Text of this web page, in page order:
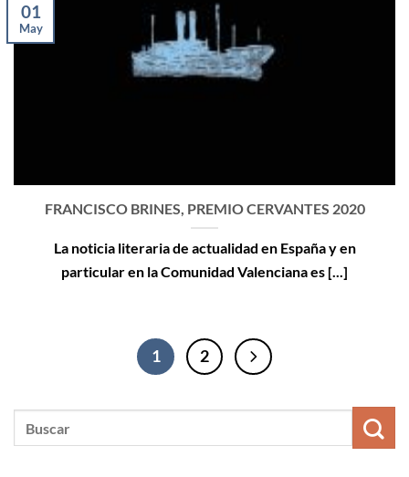
FRANCISCO BRINES, PREMIO CERVANTES 2020
La noticia literaria de actualidad en España y en
particular en la Comunidad Valenciana es [...]
01
May
1 2